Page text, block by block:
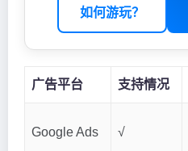
如何游玩？
广告平台 支持情况
Google Ads √